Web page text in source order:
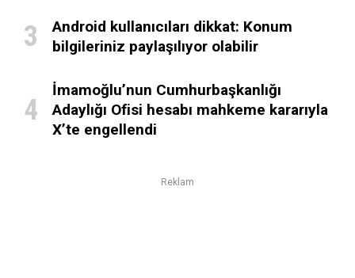
Android kullanıcıları dikkat: Konum
bilgileriniz paylaşılıyor olabilir
İmamoğlu’nun Cumhurbaşkanlığı
Adaylığı Ofisi hesabı mahkeme kararıyla
X’te engellendi
Reklam